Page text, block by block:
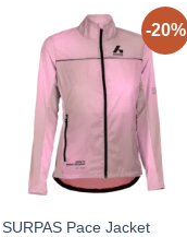
-20%
SURPAS Pace Jacket